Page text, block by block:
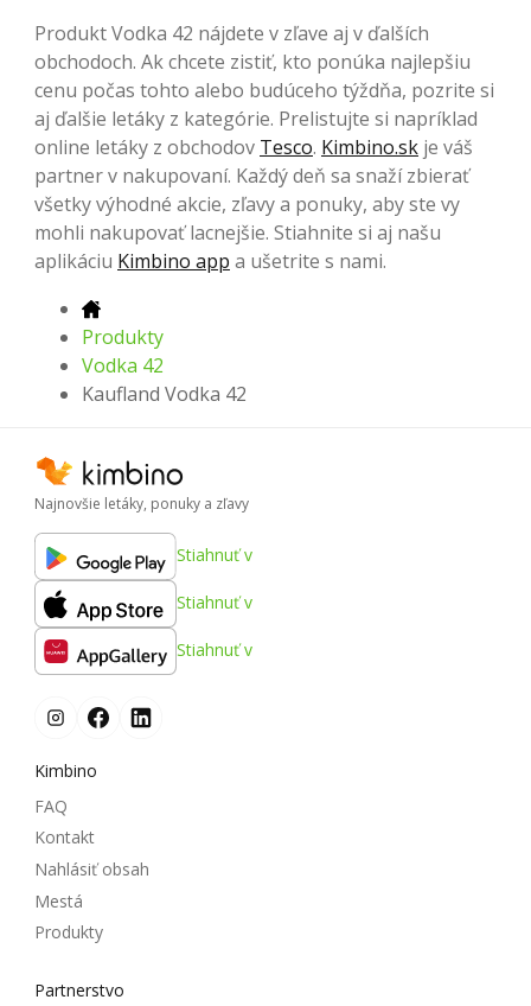
Produkt Vodka 42 nájdete v zľave aj v ďalších
obchodoch. Ak chcete zistiť, kto ponúka najlepšiu
cenu počas tohto alebo budúceho týždňa, pozrite si
aj ďalšie letáky z kategórie. Prelistujte si napríklad
online letáky z obchodov Tesco. Kimbino.sk je váš
partner v nakupovaní. Každý deň sa snaží zbierať
všetky výhodné akcie, zľavy a ponuky, aby ste vy
mohli nakupovať lacnejšie. Stiahnite si aj našu
aplikáciu Kimbino app a ušetrite s nami.
Produkty
Vodka 42
Kaufland Vodka 42
Najnovšie letáky, ponuky a zľavy
Stiahnuť v
Stiahnuť v
Stiahnuť v
Kimbino
FAQ
Kontakt
Nahlásiť obsah
Mestá
Produkty
Partnerstvo